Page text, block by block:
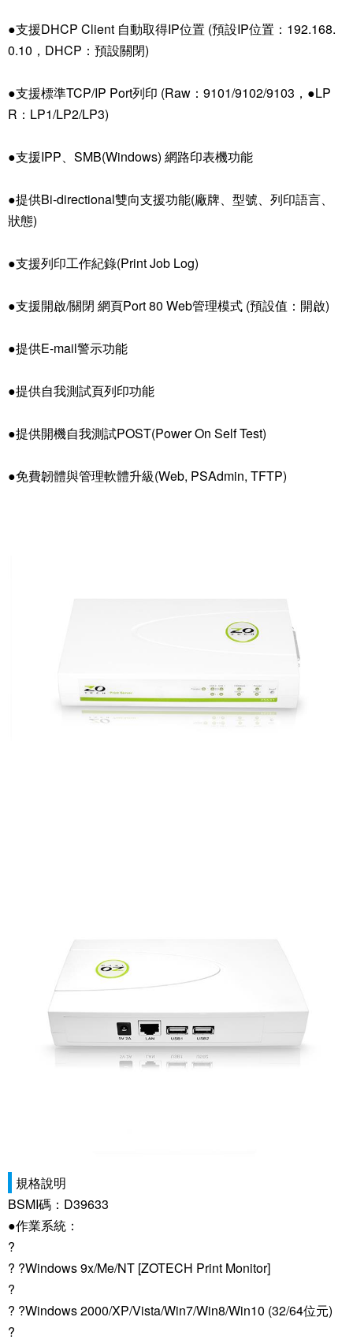
●支援DHCP Client 自動取得IP位置 (預設IP位置：192.168.
0.10，DHCP：預設關閉)
●支援標準TCP/IP Port列印 (Raw：9101/9102/9103，●LP
R：LP1/LP2/LP3)
●支援IPP、SMB(Windows) 網路印表機功能
●提供Bi-directional雙向支援功能(廠牌、型號、列印語言、
狀態)
●支援列印工作紀錄(Print Job Log)
●支援開啟/關閉 網頁Port 80 Web管理模式 (預設值：開啟)
●提供E-mail警示功能
●提供自我測試頁列印功能
●提供開機自我測試POST(Power On Self Test)
●免費韌體與管理軟體升級(Web, PSAdmin, TFTP)
規格說明
BSMI碼：D39633
●作業系統：
?
? ?Windows 9x/Me/NT [ZOTECH Print Monitor]
?
? ?Windows 2000/XP/Vista/Win7/Win8/Win10 (32/64位元)
?